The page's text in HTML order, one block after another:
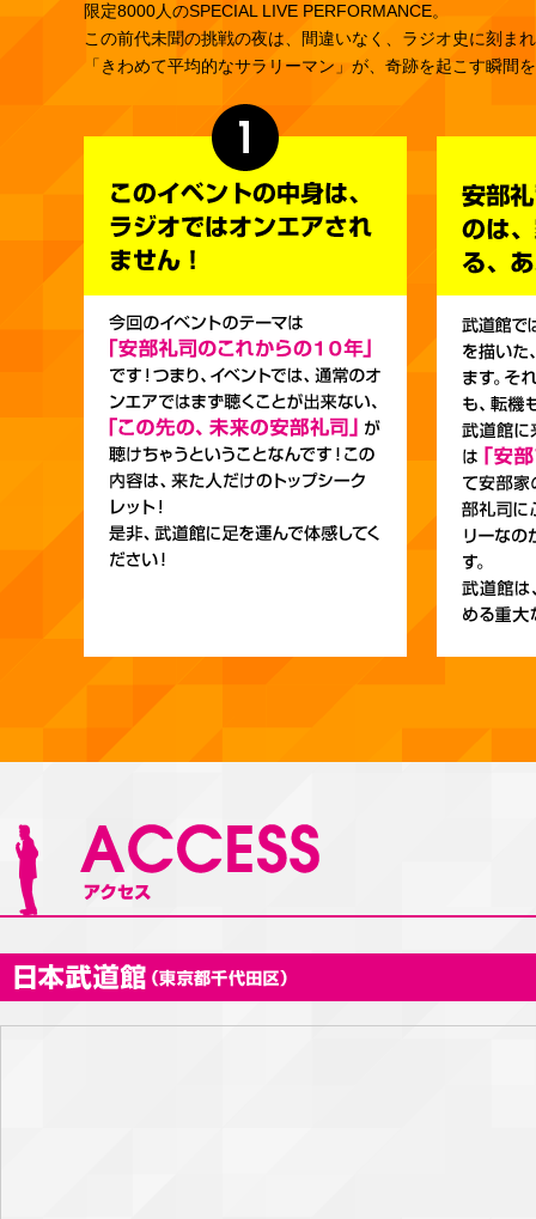
限定8000人のSPECIAL LIVE PERFORMANCE。
この前代未聞の挑戦の夜は、間違いなく、ラジオ史に刻ま
「きわめて平均的なサラリーマン」が、奇跡を起こす瞬間